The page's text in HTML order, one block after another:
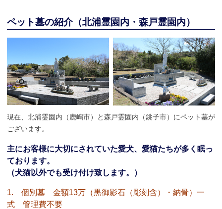
ペット墓の紹介（北浦霊園内・森戸霊園内）
現在、北浦霊園内（鹿嶋市）と森戸霊園内（銚子市）にペット墓が
ございます。
主にお客様に大切にされていた愛犬、愛猫たちが多く眠っ
ております。
（犬猫以外でも受け付け致します。）
1. 個別墓 金額13万（黒御影石（彫刻含）・納骨）一
式 管理費不要